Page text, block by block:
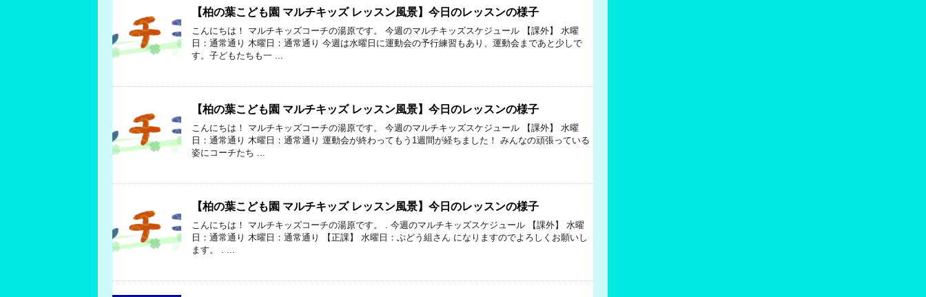
【柏の葉こども園 マルチキッズ レッスン風景】今日のレッスンの様子
こんにちは！ マルチキッズコーチの湯原です。 今週のマルチキッズスケジュール 【課外】 水曜
日：通常通り 木曜日：通常通り 今週は水曜日に運動会の予行練習もあり、運動会まであと少しで
す。子どもたちも一 ...
【柏の葉こども園 マルチキッズ レッスン風景】今日のレッスンの様子
こんにちは！ マルチキッズコーチの湯原です。 今週のマルチキッズスケジュール 【課外】 水曜
日：通常通り 木曜日：通常通り 運動会が終わってもう1週間が経ちました！ みんなの頑張っている
姿にコーチたち ...
【柏の葉こども園 マルチキッズ レッスン風景】今日のレッスンの様子
こんにちは！ マルチキッズコーチの湯原です。 . 今週のマルチキッズスケジュール 【課外】 水曜
日：通常通り 木曜日：通常通り 【正課】 水曜日：ぶどう組さん になりますのでよろしくお願いし
ます。 . ...